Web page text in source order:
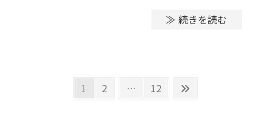
≫ 続きを読む
Page
1 Page
2 … Page
12
Next